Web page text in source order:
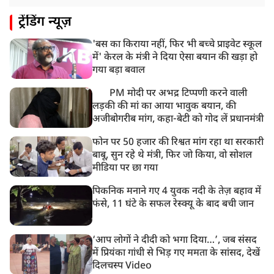
भारी हंगामे के बीच संसद की कार्यवाही दोपहर दो बजे तक के
9:38 AM
झारखंड: JPSC परीक्षा धांधली मामले में और पांच लोग गिरफ्तार,
अबतक 19 अरेस्ट
ट्रेंडिंग न्यूज़
'बस का किराया नहीं, फिर भी बच्चे प्राइवेट स्कूल
में' केरल के मंत्री ने दिया ऐसा बयान की खड़ा हो
गया बड़ा बवाल
PM मोदी पर अभद्र टिप्पणी करने वाली
लड़की की मां का आया भावुक बयान, की
अजीबोगरीब मांग, कहा-बेटी को गोद लें प्रधानमंत्री
फोन पर 50 हजार की रिश्वत मांग रहा था सरकारी
बाबू, सुन रहे थे मंत्री, फिर जो किया, वो सोशल
मीडिया पर छा गया
पिकनिक मनाने गए 4 युवक नदी के तेज़ बहाव में
फंसे, 11 घंटे के सफल रेस्क्यू के बाद बची जान
‘आप लोगों ने दीदी को भगा दिया…’, जब संसद
में प्रियंका गांधी से भिड़ गए ममता के सांसद, देखें
दिलचस्प Video